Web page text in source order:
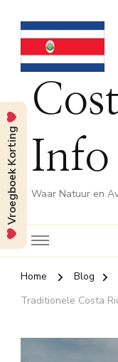
Info
Waar Natuur en
Home Blog
Traditionele Costa
Vroegboek Korting